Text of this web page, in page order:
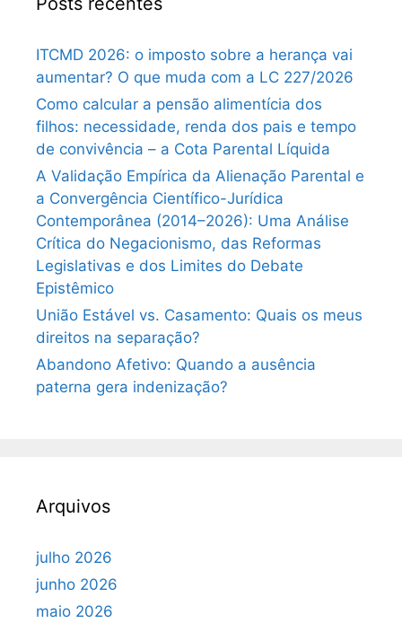
ITCMD 2026: o imposto sobre a herança vai
aumentar? O que muda com a LC 227/2026
Como calcular a pensão alimentícia dos
filhos: necessidade, renda dos pais e tempo
de convivência – a Cota Parental Líquida
A Validação Empírica da Alienação Parental e
a Convergência Científico-Jurídica
Contemporânea (2014–2026): Uma Análise
Crítica do Negacionismo, das Reformas
Legislativas e dos Limites do Debate
Epistêmico
União Estável vs. Casamento: Quais os meus
direitos na separação?
Abandono Afetivo: Quando a ausência
paterna gera indenização?
Arquivos
julho 2026
junho 2026
maio 2026